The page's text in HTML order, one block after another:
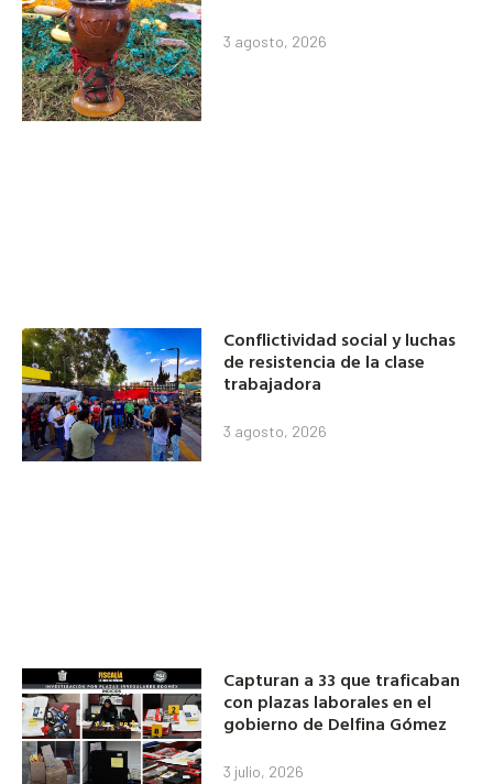
3 agosto, 2026
Conflictividad social y luchas
de resistencia de la clase
trabajadora
3 agosto, 2026
Capturan a 33 que traficaban
con plazas laborales en el
gobierno de Delfina Gómez
3 julio, 2026